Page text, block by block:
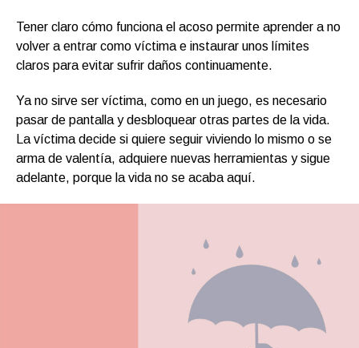
Tener claro cómo funciona el acoso permite aprender a no
volver a entrar como víctima e instaurar unos límites
claros para evitar sufrir daños continuamente.
Ya no sirve ser víctima, como en un juego, es necesario
pasar de pantalla y desbloquear otras partes de la vida.
La víctima decide si quiere seguir viviendo lo mismo o se
arma de valentía, adquiere nuevas herramientas y sigue
adelante, porque la vida no se acaba aquí.